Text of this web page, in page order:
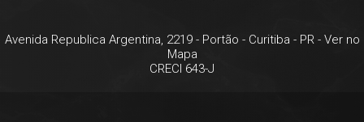
Avenida Republica Argentina, 2219- Portão - Curitiba - PR- Ver no
Mapa
CRECI 643-J